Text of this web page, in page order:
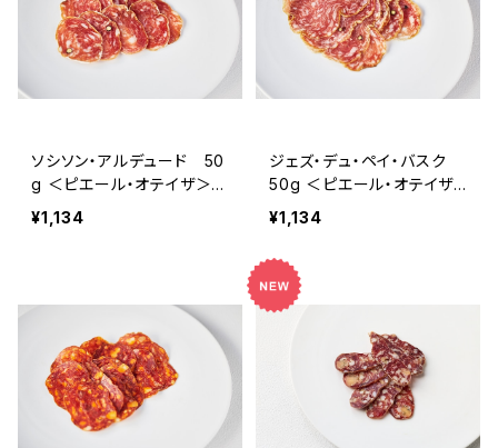
ソシソン・アルデュード 50
g ＜ピエール・オテイザ＞
(フランス・バスク)
¥1,134
ジェズ・デュ・ペイ・バスク
50g ＜ピエール・オテイザ
＞(フランス・バスク)
¥1,134